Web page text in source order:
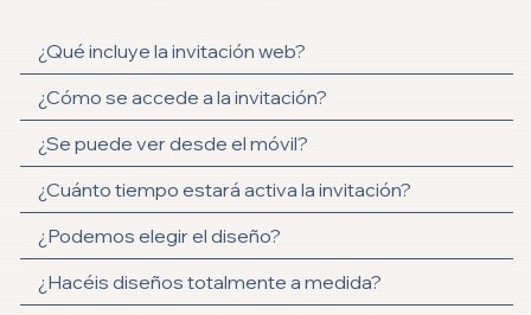
¿Qué incluye la invitación web?
¿Cómo se accede a la invitación?
¿Se puede ver desde el móvil?
¿Cuánto tiempo estará activa la invitación?
¿Podemos elegir el diseño?
¿Hacéis diseños totalmente a medida?